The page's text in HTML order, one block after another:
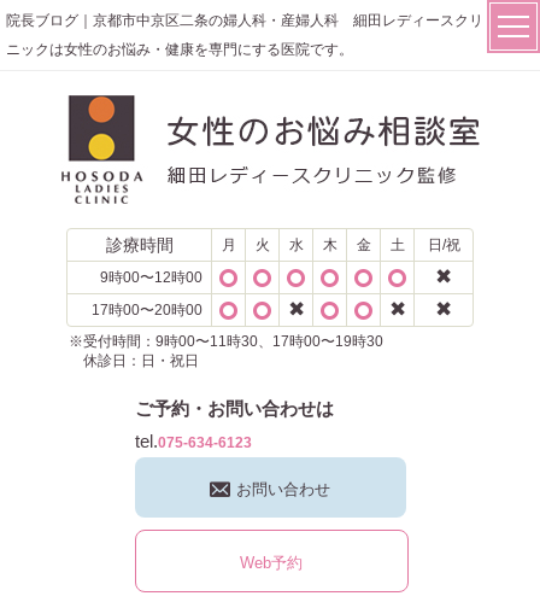
院長ブログ｜京都市中京区二条の婦人科・産婦人科 細田レディースクリ
ニックは女性のお悩み・健康を専門にする医院です。
診療時間 月 火 水 木 金 土
日/祝
9時00〜12時00
✖
17時00〜20時00 ✖ ✖ ✖
※受付時間：9時00〜11時30、17時00〜19時30
休診日：日・祝日
ご予約・お問い合わせは
tel.075-634-6123
お問い合わせ
Web予約